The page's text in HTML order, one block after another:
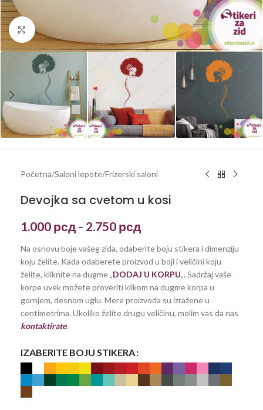
Kliknite za uvećanje
Početna/Saloni lepote/Frizerski saloni
Devojka sa cvetom u kosi
1.000 рсд – 2.750 рсд
Na osnovu boje vašeg zida, odaberite boju stikera i dimenziju
koju želite. Kada odaberete proizvod u boji i veličini koju
želite, kliknite na dugme „DODAJ U KORPU„. Sadržaj vaše
korpe uvek možete proveriti klikom na dugme korpa u
gornjem, desnom uglu. Mere proizvoda su izražene u
centimetrima. Ukoliko želite drugu veličinu, molim vas da nas
kontaktirate.
IZABERITE BOJU STIKERA